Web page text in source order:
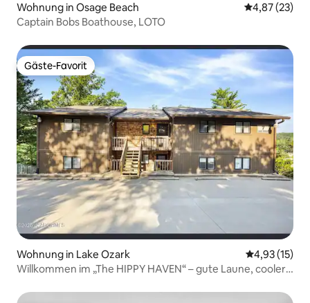
Wohnung in Osage Beach
4,87 (23)
Captain Bobs Boathouse, LOTO
Gäste-Favorit
Gäste-Favorit
Wohnung in Lake Ozark
4,93 (15)
Willkommen im „The HIPPY HAVEN“ – gute Laune, cooler